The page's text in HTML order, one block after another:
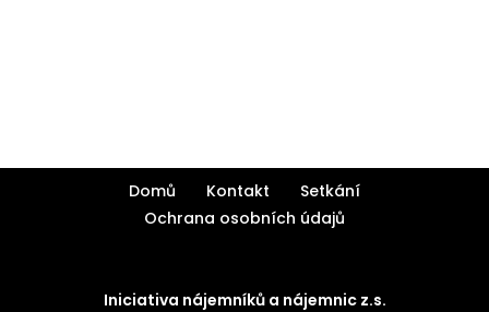
Domů Kontakt
Setkání
Ochrana osobních údajů
Iniciativa nájemníků a nájemnic z.s.